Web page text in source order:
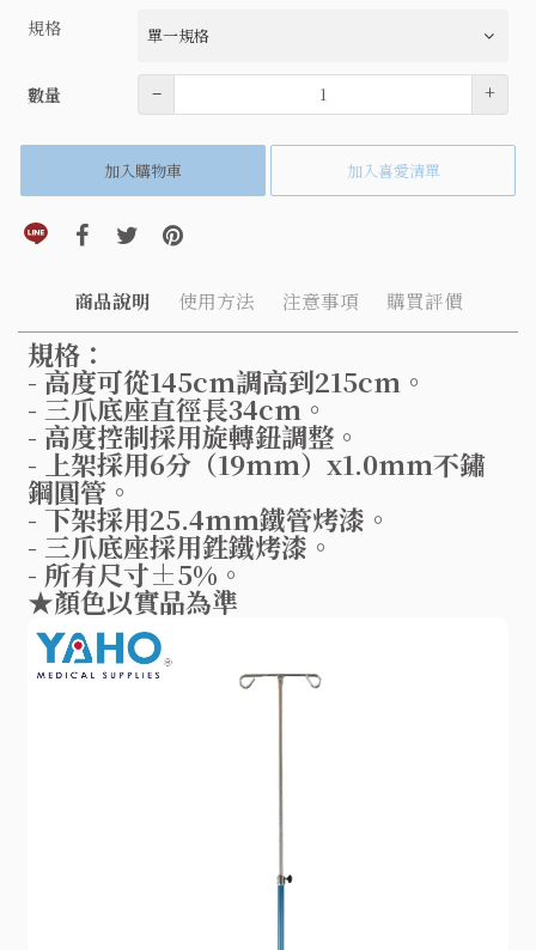
規格
數量 數量– +
加入購物車 加入喜愛清單
分享到line(另開視窗)
分享到facebook(另開視窗)
分享到twitter(另開視窗)
分享到pinterest(另開視窗)
商品說明 使用方法 注意事項 購買評價
規格：
- 高度可從145cm調高到215cm。
- 三爪底座直徑長34cm。
- 高度控制採用旋轉鈕調整。
- 上架採用6分（19mm）x1.0mm不鏽
鋼圓管。
- 下架採用25.4mm鐵管烤漆。
- 三爪底座採用鉎鐵烤漆。
- 所有尺寸±5%。
★顏色以實品為準